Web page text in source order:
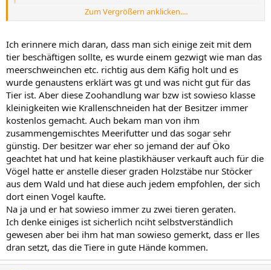
Wenn das so ist, dann ist es die große Ausnahme.
Die Babys kommen viel zu früh von der Mutter weg, denn je kleiner
umso besser werden sie verkauft.
Und was man laut denen alles braucht für sein Tier :whatever
Mehr als die Hälfte davon ist unsinnig bis gesundheitsschädlich für
das Tier, aber es bringt eben den Zoohandlungen Geld.
Tja, Tiere gelten eben vor dem Gesetz immer noch als "Sache".
Zum Vergrößern anklicken....
Ich erinnere mich daran, dass man sich einige zeit mit dem
tier beschäftigen sollte, es wurde einem gezwigt wie man das
meerschweinchen etc. richtig aus dem Käfig holt und es
wurde genaustens erklärt was gt und was nicht gut für das
Tier ist. Aber diese Zoohandlung war bzw ist sowieso klasse
kleinigkeiten wie Krallenschneiden hat der Besitzer immer
kostenlos gemacht. Auch bekam man von ihm
zusammengemischtes Meerifutter und das sogar sehr
günstig. Der besitzer war eher so jemand der auf Öko
geachtet hat und hat keine plastikhäuser verkauft auch für die
Vögel hatte er anstelle dieser graden Holzstäbe nur Stöcker
aus dem Wald und hat diese auch jedem empfohlen, der sich
dort einen Vogel kaufte.
Na ja und er hat sowieso immer zu zwei tieren geraten.
Ich denke einiges ist sicherlich nciht selbstverständlich
gewesen aber bei ihm hat man sowieso gemerkt, dass er lles
dran setzt, das die Tiere in gute Hände kommen.